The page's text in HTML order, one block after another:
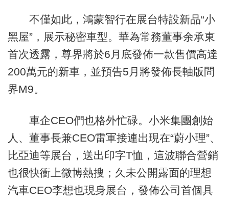
不僅如此，鴻蒙智行在展台特設新品“小
黑屋”，展示秘密車型。華為常務董事余承東
首次透露，尊界將於6月底發佈一款售價高達
200萬元的新車，並預告5月將發佈長軸版問
界M9。
車企CEO們也格外忙碌。小米集團創始
人、董事長兼CEO雷軍接連出現在“蔚小理”、
比亞迪等展台，送出印字T恤，這波聯合營銷
也很快衝上微博熱搜；久未公開露面的理想
汽車CEO李想也現身展台，發佈公司首個具